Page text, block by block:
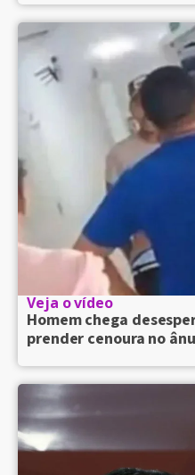
Veja o vídeo
Homem chega
prender cenoura no